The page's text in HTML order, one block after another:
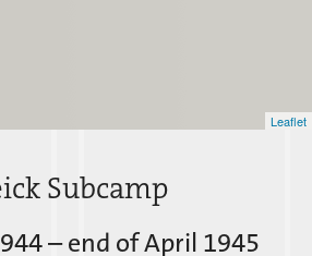
Leaflet
Subcamp
– end of April 1945